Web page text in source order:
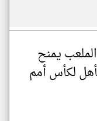
يمنح
لكأس أمم